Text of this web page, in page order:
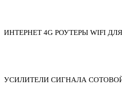
ИНТЕРНЕТ 4G РОУТЕРЫ WIFI
УСИЛИТЕЛИ СИГНАЛА СОТОВОЙ